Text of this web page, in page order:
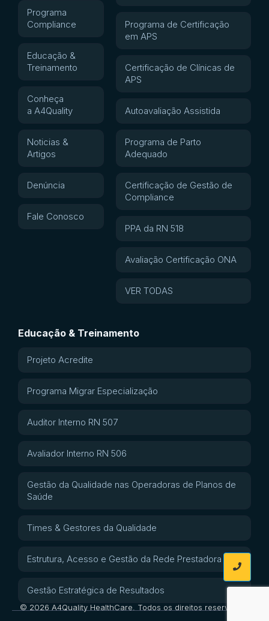
Programa
Compliance
Educação &
Treinamento
Conheça
a A4Quality
Noticias &
Artigos
Denúncia
Fale Conosco
Programa de Certificação
em APS
Certificação de Clínicas de
APS
Autoavaliação Assistida
Programa de Parto
Adequado
Certificação de Gestão de
Compliance
PPA da RN 518
Avaliação Certificação ONA
VER TODAS
Educação & Treinamento
Projeto Acredite
Programa Migrar Especialização
Auditor Interno RN 507
Avaliador Interno RN 506
Gestão da Qualidade nas Operadoras de Planos de
Saúde
Times & Gestores da Qualidade
Estrutura, Acesso e Gestão da Rede Prestadora
Gestão Estratégica de Resultados
© 2026 A4Quality HealthCare. Todos os direitos reservados.